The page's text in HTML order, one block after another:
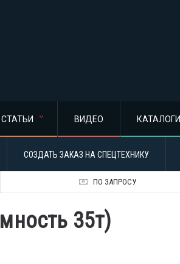
СТАТЬИ ВИДЕО КАТАЛОГИ
СОЗДАТЬ ЗАКАЗ НА СПЕЦТЕХНИКУ
ПО ЗАПРОСУ
35т)